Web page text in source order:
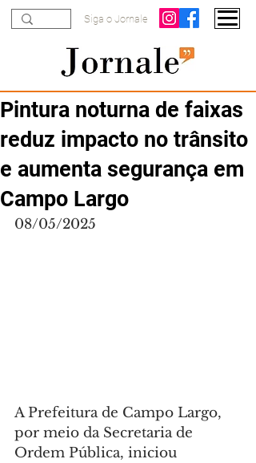
Siga o Jornale
Pintura noturna de faixas
reduz impacto no trânsito
e aumenta segurança em
Campo Largo
08/05/2025
A Prefeitura de Campo Largo,
por meio da Secretaria de
Ordem Pública, iniciou